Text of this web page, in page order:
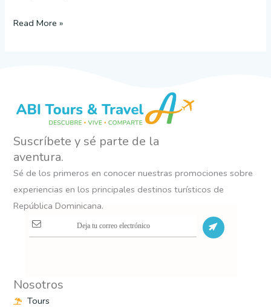
Read More »
Suscríbete y sé parte de la
aventura.
Sé de los primeros en conocer nuestras promociones sobre
experiencias en los principales destinos turísticos de
República Dominicana.
S
Nosotros
Tours